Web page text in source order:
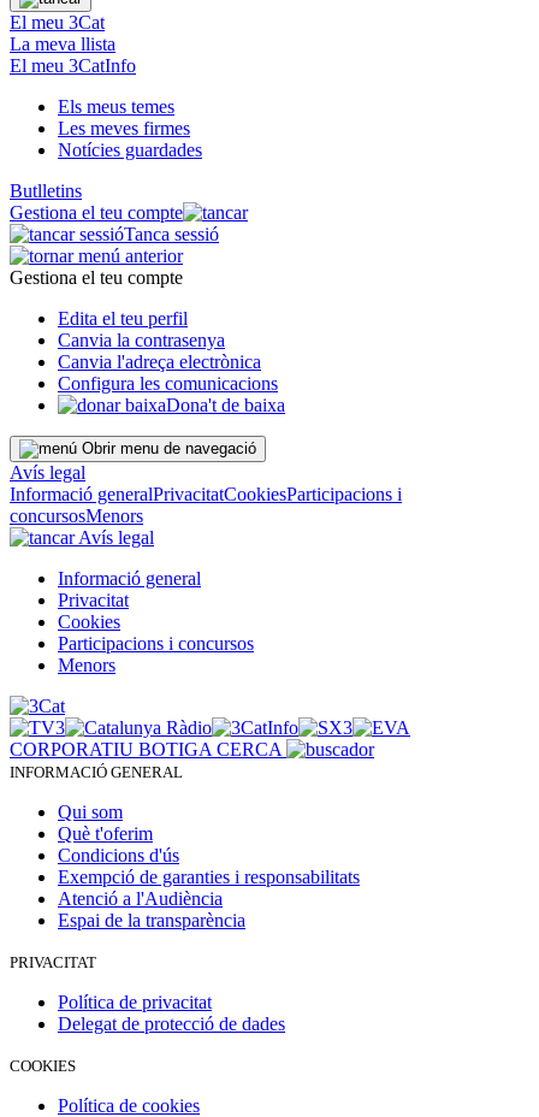
El meu 3Cat
La meva llista
El meu 3CatInfo
Els meus temes
Les meves firmes
Notícies guardades
Butlletins
Gestiona el teu compte
Tanca sessió
Gestiona el teu compte
Edita el teu perfil
Canvia la contrasenya
Canvia l'adreça electrònica
Configura les comunicacions
Dona't de baixa
Obrir menu de navegació
Avís legal
Informació generalPrivacitatCookiesParticipacions i
concursosMenors
Avís legal
Informació general
Privacitat
Cookies
Participacions i concursos
Menors
CORPORATIU BOTIGA CERCA
INFORMACIÓ GENERAL
Qui som
Què t'oferim
Condicions d'ús
Exempció de garanties i responsabilitats
Atenció a l'Audiència
Espai de la transparència
PRIVACITAT
Política de privacitat
Delegat de protecció de dades
COOKIES
Política de cookies